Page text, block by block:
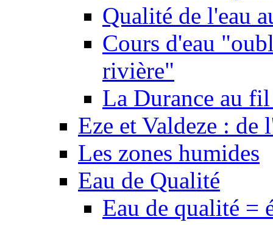
Qualité de l'eau
Cours d'eau
rivière"
La Durance au
Eze et Valdeze : de
Les zones humides
Eau de Qualité
Eau de qualité =